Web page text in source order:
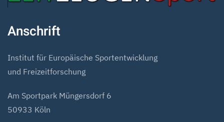
Anschrift
Institut für Europäische Sportentwicklung
und Freizeitforschung
Am Sportpark Müngersdorf 6
50933 Köln